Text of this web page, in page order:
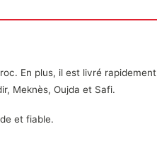
En plus, il est livré rapidement
Meknès, Oujda et Safi.
et fiable.